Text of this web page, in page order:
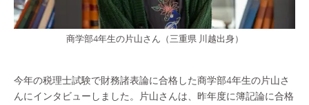
商学部4年生の片山さん（三重県 川越出身）
今年の税理士試験で財務諸表論に合格した商学部4年生の片山さ
んにインタビューしました。片山さんは、昨年度に簿記論に合格